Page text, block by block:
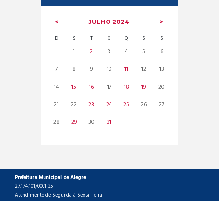
JULHO2024
D S T Q Q S S
1 2 3 4 5
6
7
8 9 10 11 12
13
14
15 16 17 18 19
20
21
22 23 24 25 26
27
28
29 30 31
Prefeitura Municipal de Alegre
27.174.101/0001-35
Atendimento de Segunda à Sexta-Feira